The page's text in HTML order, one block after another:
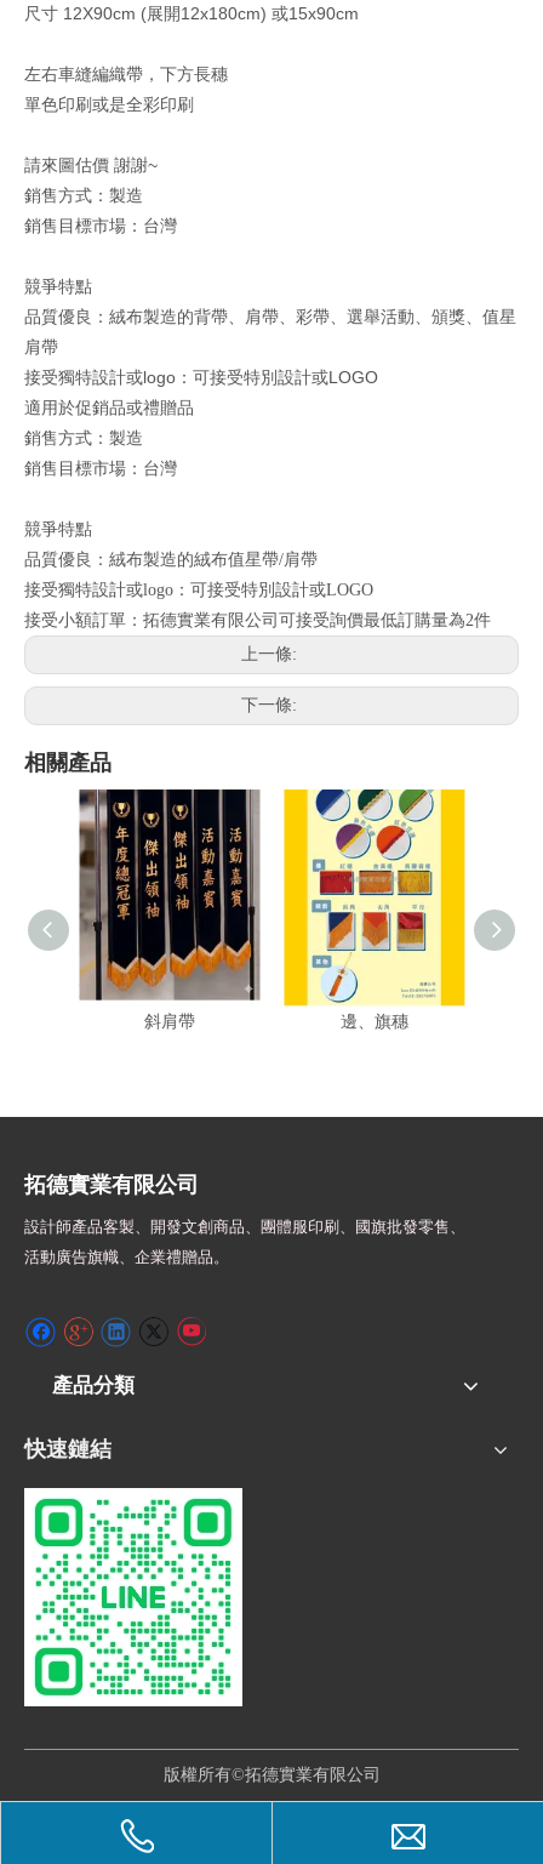
尺寸 12X90cm (展開12x180cm) 或15x90cm
左右車縫編織帶，下方長穗
單色印刷或是全彩印刷
請來圖估價 謝謝~
銷售方式：製造
銷售目標市場：台灣
競爭特點
品質優良：絨布製造的背帶、肩帶、彩帶、選舉活動、頒獎、值星
肩帶
接受獨特設計或logo：可接受特別設計或LOGO
適用於促銷品或禮贈品
銷售方式：製造
銷售目標市場：台灣
競爭特點
品質優良：絨布製造的絨布值星帶/肩帶
接受獨特設計或logo：可接受特別設計或LOGO
接受小額訂單：拓德實業有限公司可接受詢價最低訂購量為2件
上一條:
下一條:
相關產品
HS2602-G 燙金榮譽絨布
斜肩帶
背帶搭配的配件、花
邊、旗穗
拓德實業有限公司
設計師產品客製、開發文創商品、團體服印刷、
國旗批發零售、
活動廣告旗幟、 企業禮贈品。
產品分類
快速鏈結
版權所有©拓德實業有限公司